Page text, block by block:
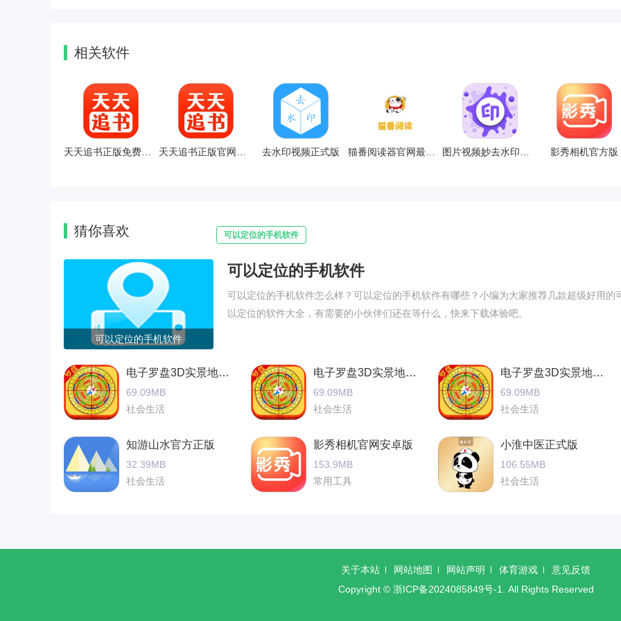
相关软件
去水印视频正式版 猫番阅读器官网最新版 影秀相机官方版
猜你喜欢 可以定位的手机软件
可以定位的手机软件
可以定位的手机软件
可以定位的手机软件怎么样？可以定位的手机软件有哪些？小编为大家推荐几款超级好用的
以定位的软件大全，有需要的小伙伴们还在等什么，快来下载体验吧。
电子罗盘3D实景地图正式版免费
69.09MB
社会生活
电子罗盘3D实景地图官方安卓版
69.09MB
社会生活
电子罗盘3D实景地图官网手机版
69.09MB
社会生活
知游山水官方正版
32.39MB
社会生活
影秀相机官网安卓版
153.9MB
常用工具
小淮中医正式版
106.55MB
社会生活
关于本站 网站地图 网站声明 体育游戏
意见反馈
Copyright © 浙ICP备2024085849号-1 . All Rights Reserved